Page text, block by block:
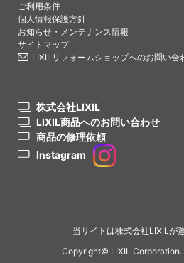
ご利用条件
個人情報保護方針
お知らせ・メンテナンス情報
サイトマップ
LIXILリフォームショップへのお問い合
株式会社LIXIL
LIXIL商品へのお問い合わせ
商品の修理依頼
Instagram
当サイトは株式会社LIXILが
Copyright© LIXIL Corporation.